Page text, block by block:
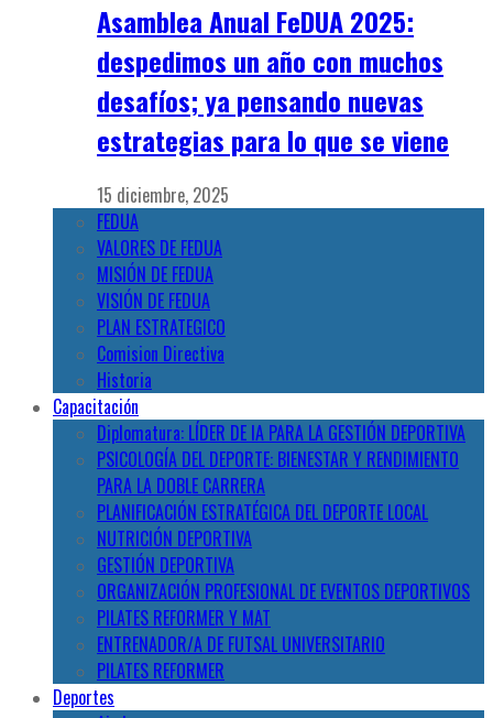
Asamblea Anual FeDUA 2025:
despedimos un año con muchos
desafíos; ya pensando nuevas
estrategias para lo que se viene
15 diciembre, 2025
FEDUA
VALORES DE FEDUA
MISIÓN DE FEDUA
VISIÓN DE FEDUA
PLAN ESTRATEGICO
Comision Directiva
Historia
Capacitación
Diplomatura: LÍDER DE IA PARA LA GESTIÓN DEPORTIVA
PSICOLOGÍA DEL DEPORTE: BIENESTAR Y RENDIMIENTO
PARA LA DOBLE CARRERA
PLANIFICACIÓN ESTRATÉGICA DEL DEPORTE LOCAL
NUTRICIÓN DEPORTIVA
GESTIÓN DEPORTIVA
ORGANIZACIÓN PROFESIONAL DE EVENTOS DEPORTIVOS
PILATES REFORMER Y MAT
ENTRENADOR/A DE FUTSAL UNIVERSITARIO
PILATES REFORMER
Deportes